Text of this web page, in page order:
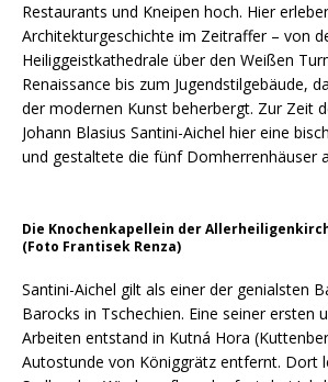
Restaurants und Kneipen hoch. Hier
Architekturgeschichte im Zeitraffer – von
Heiliggeistkathedrale über den Weißen
Renaissance bis zum Jugendstilgebäude,
der modernen Kunst beherbergt. Zur Zeit
Johann Blasius Santini-Aichel hier eine
und gestaltete die fünf Domherrenhäuser
Die Knochenkapellein der
(Foto Frantisek Renza)
Santini-Aichel gilt als einer der genialsten
Barocks in Tschechien. Eine seiner ersten
Arbeiten entstand in Kutná Hora
Autostunde von Königgrätz entfernt. Dort